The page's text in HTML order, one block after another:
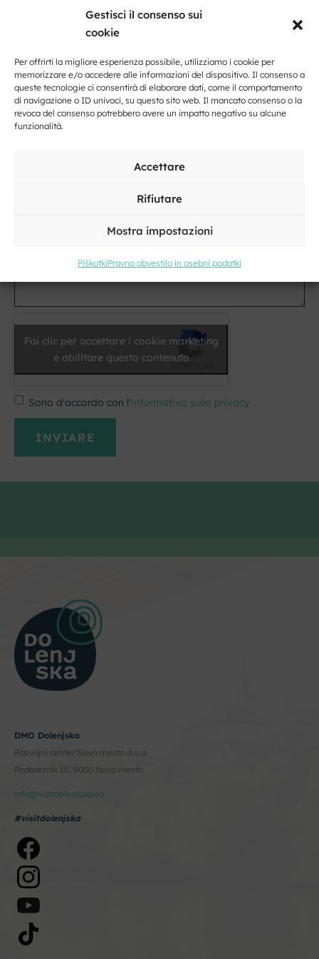
Gestisci il consenso sui
cookie
Per offrirti la migliore esperienza possibile, utilizziamo i cookie per
memorizzare e/o accedere alle informazioni del dispositivo. Il consenso a
queste tecnologie ci consentirà di elaborare dati, come il comportamento
di navigazione o ID univoci, su questo sito web. Il mancato consenso o la
revoca del consenso potrebbero avere un impatto negativo su alcune
funzionalità.
Accettare
Rifiutare
Mostra impostazioni
PiškotkiPravno obvestilo in osebni podatki
Posto
E-
Fai clic per accettare i cookie marketing
e abilitare questo contenuto
Sono d'accordo con l'informativa sulla privacy
DMO Dolenjska
Razvojni center Novo mesto d.o.o.
Podbreznik 15, 8000 Novo mesto
info@visitdolenjska.eu
#visitdolenjska